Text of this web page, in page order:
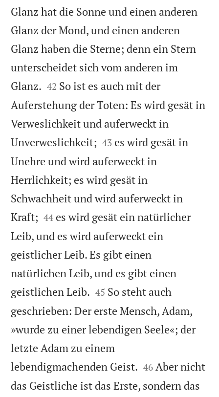
Glanz hat die Sonne und einen anderen
Glanz der Mond, und einen anderen
Glanz haben die Sterne; denn ein Stern
unterscheidet sich vom anderen im
Glanz. 

42 So ist es auch mit der
Auferstehung der Toten: Es wird gesät in
Verweslichkeit und auferweckt in
Unverweslichkeit; 

43 es wird gesät in
Unehre und wird auferweckt in
Herrlichkeit; es wird gesät in
Schwachheit und wird auferweckt in
Kraft; 

44 es wird gesät ein natürlicher
Leib, und es wird auferweckt ein
geistlicher Leib. Es gibt einen
natürlichen Leib, und es gibt einen
geistlichen Leib. 

45 So steht auch
geschrieben: Der erste Mensch, Adam,
»wurde zu einer lebendigen Seele«; der
letzte Adam zu einem
lebendigmachenden Geist. 

46 Aber nicht
das Geistliche ist das Erste, sondern das